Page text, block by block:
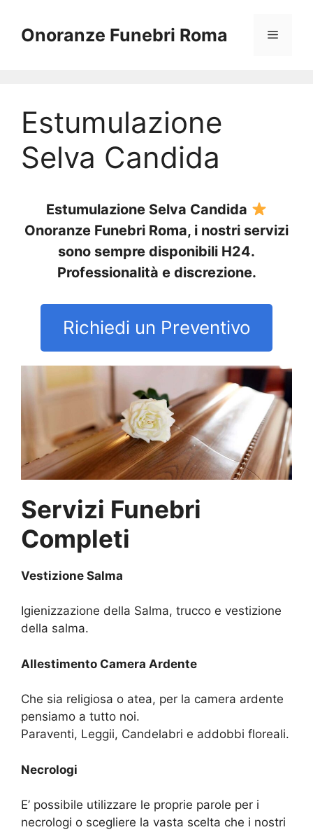
contenuto
Onoranze Funebri Roma Menu
Estumulazione
Selva Candida
Estumulazione Selva Candida
Onoranze Funebri Roma, i nostri servizi
sono sempre disponibili H24.
Professionalità e discrezione.
Richiedi un Preventivo
Servizi Funebri
Completi
Vestizione Salma
Igienizzazione della Salma, trucco e vestizione
della salma.
Allestimento Camera Ardente
Che sia religiosa o atea, per la camera ardente
pensiamo a tutto noi.
Paraventi, Leggii, Candelabri e addobbi floreali.
Necrologi
E’ possibile utilizzare le proprie parole per i
necrologi o scegliere la vasta scelta che i nostri